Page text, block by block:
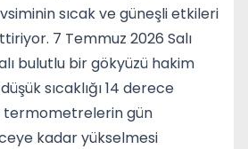
sıcak ve güneşli etkileri
7 Temmuz 2026 Salı
bulutlu bir gökyüzü hakim
sıcaklığı 14 derece
termometrelerin gün
kadar yükselmesi